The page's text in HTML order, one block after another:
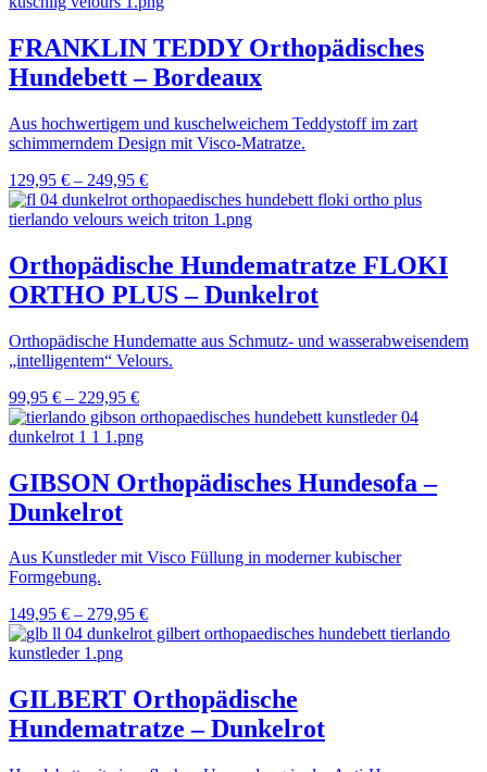
FRANKLIN TEDDY Orthopädisches
Hundebett – Bordeaux
Aus hochwertigem und kuschelweichem Teddystoff im zart
schimmerndem Design mit Visco-Matratze.
129,95 € – 249,95 €
Orthopädische Hundematratze FLOKI
ORTHO PLUS – Dunkelrot
Orthopädische Hundematte aus Schmutz- und wasserabweisendem
„intelligentem“ Velours.
99,95 € – 229,95 €
GIBSON Orthopädisches Hundesofa –
Dunkelrot
Aus Kunstleder mit Visco Füllung in moderner kubischer
Formgebung.
149,95 € – 279,95 €
GILBERT Orthopädische
Hundematratze – Dunkelrot